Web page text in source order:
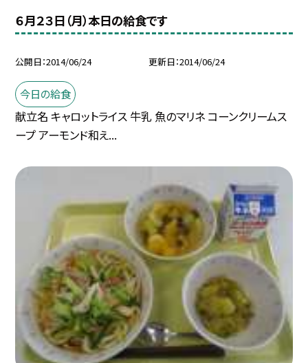
６月２３日（月）本日の給食です
公開日 2014/06/24 更新日 2014/06/24
今日の給食
献立名 キャロットライス 牛乳 魚のマリネ コーンクリームス
ープ アーモンド和え...